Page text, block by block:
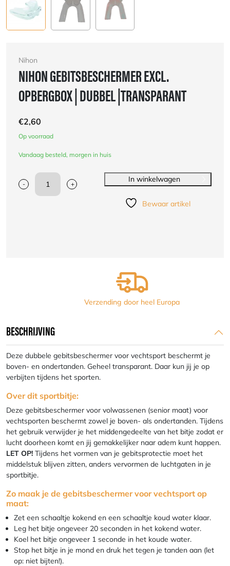
Nihon
NIHON GEBITSBESCHERMER EXCL.
OPBERGBOX | DUBBEL |TRANSPARANT
€2,60
Op voorraad
Vandaag besteld, morgen in huis
-
Nihon
+
In winkelwagen
Bewaar artikel
Verzending door heel Europa
BESCHRIJVING
Deze dubbele gebitsbeschermer voor vechtsport beschermt je
boven- en ondertanden. Geheel transparant. Daar kun jij je op
verbijten tijdens het sporten.
Over dit sportbitje:
Deze gebitsbeschermer voor volwassenen (senior maat) voor
vechtsporten beschermt zowel je boven- als ondertanden. Tijdens
het gebruik verwijder je het middengedeelte van het bitje zodat er
lucht doorheen komt en jij gemakkelijker naar adem kunt happen.
LET OP! Tijdens het vormen van je gebitsprotectie moet het
middelstuk blijven zitten, anders vervormen de luchtgaten in je
sportbitje.
Zo maak je de gebitsbeschermer voor vechtsport op
maat:
Zet een schaaltje kokend en een schaaltje koud water klaar.
Leg het bitje ongeveer 20 seconden in het kokend water.
Koel het bitje ongeveer 1 seconde in het koude water.
Stop het bitje in je mond en druk het tegen je tanden aan (let
op: niet bijten!).